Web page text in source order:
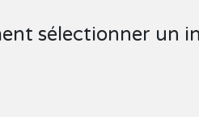
sélectionner un